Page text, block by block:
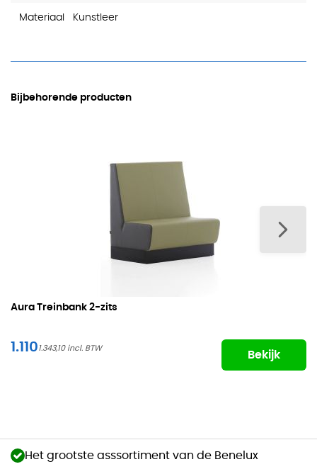
Materiaal Kunstleer
Bijbehorende producten
Aura Treinbank 2-zits
1.1101.343,10
Bekijk
Het grootste asssortiment van de Benelux